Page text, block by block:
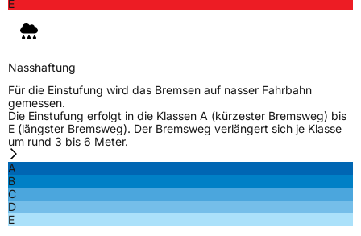
C-Reifen
EU Label
EffizienzD
Nasshaftung
E
Nasshaftung
Für die Einstufung wird das Bremsen auf nasser Fahrbahn
gemessen.
Die Einstufung erfolgt in die Klassen A (kürzester Bremsweg) bis
E (längster Bremsweg). Der Bremsweg verlängert sich je Klasse
um rund 3 bis 6 Meter.
A
B
C
D
E